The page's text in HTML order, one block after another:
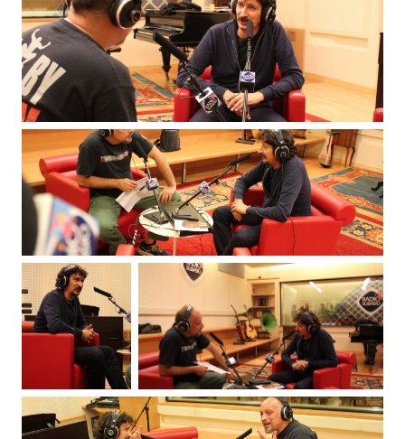
Subasio Collection
Subasio Per Un’Ora D’Amore
Video
Foto
Speciali
Oroscopo
Radio Subasio Music Club
Sanremo 2026
News
Musica
Cultura
Attualità